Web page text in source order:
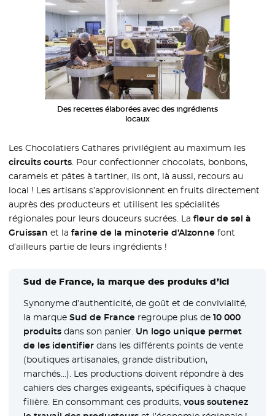
Des recettes élaborées avec des ingrédients
locaux
Les Chocolatiers Cathares privilégient au maximum les
circuits courts. Pour confectionner chocolats, bonbons,
caramels et pâtes à tartiner, ils ont, là aussi, recours au
local ! Les artisans s’approvisionnent en fruits directement
auprès des producteurs et utilisent les spécialités
régionales pour leurs douceurs sucrées. Lafleur de sel à
Gruissan et lafarine de la minoterie d’Alzonne font
d’ailleurs partie de leurs ingrédients !
Sud de France, la marque des produits d’ici
Synonyme d’authenticité, de goût et de convivialité,
la marqueSud de France regroupe plus de10 000
produits dans son panier. Un logo unique permet
de les identifier dans les différents points de vente
(boutiques artisanales, grande distribution,
marchés…). Les productions doivent répondre à des
cahiers des charges exigeants, spécifiques à chaque
filière. En consommant ces produits,vous soutenez